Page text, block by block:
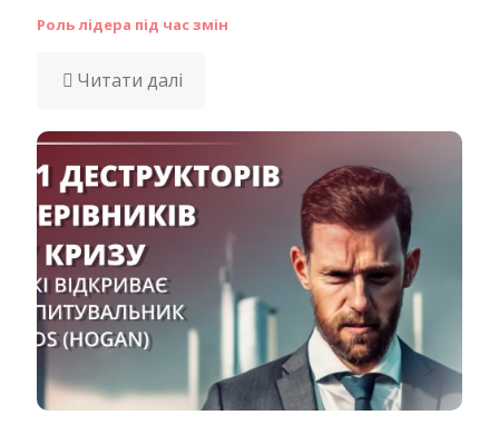
Роль лідера під час змін
Читати далі